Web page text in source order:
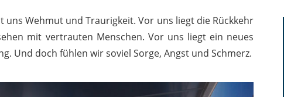
uns Wehmut und Traurigkeit. Vor uns liegt die Rückkehr
mit vertrauten Menschen. Vor uns liegt ein neues
Und doch fühlen wir soviel Sorge, Angst und Schmerz.